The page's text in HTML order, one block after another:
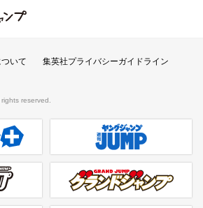
ングジャンプ
いて
集英社プライバシーガイドライン
rights reserved.
週刊ヤングジャンプ公式サイト
グランドジャンプ